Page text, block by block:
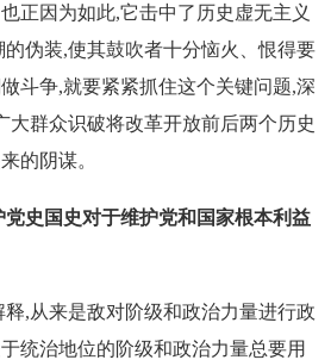
正因为如此,它击中了历史虚无主义
伪装,使其鼓吹者十分恼火、恨得要
斗争,就要紧紧抓住这个关键问题,深
大群众识破将改革开放前后两个历史
的阴谋。
党史国史对于维护党和国家根本利益
,从来是敌对阶级和政治力量进行政
统治地位的阶级和政治力量总要用